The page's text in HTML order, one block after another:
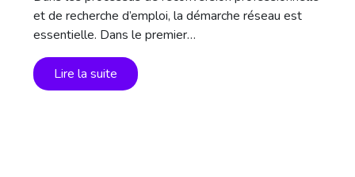
et de recherche d’emploi, la démarche réseau est
essentielle. Dans le premier…
Lire la suite